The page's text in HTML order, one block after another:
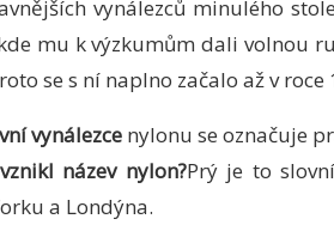
vynálezců minulého
mu k výzkumům dali volnou
se s ní naplno začalo až v roce
vynálezce nylonu se označuje
název nylon?Prý je to
a Londýna.